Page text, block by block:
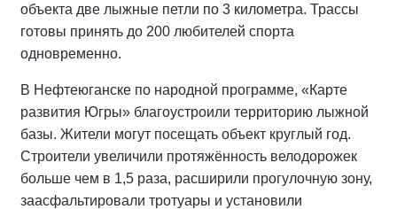
объекта две лыжные петли по 3 километра. Трассы
готовы принять до 200 любителей спорта
одновременно.
В Нефтеюганске по народной программе, «Карте
развития Югры» благоустроили территорию лыжной
базы. Жители могут посещать объект круглый год.
Строители увеличили протяжённость велодорожек
больше чем в 1,5 раза, расширили прогулочную зону,
заасфальтировали тротуары и установили